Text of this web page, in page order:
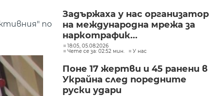
по
Задържаха у нас организатор
на международна мрежа за
наркотрафик...
18:05, 05.08.2026
Чете се за: 02:52 мин.
У нас
Поне 17 жертви и 45 ранени в
Украйна след поредните
руски удари